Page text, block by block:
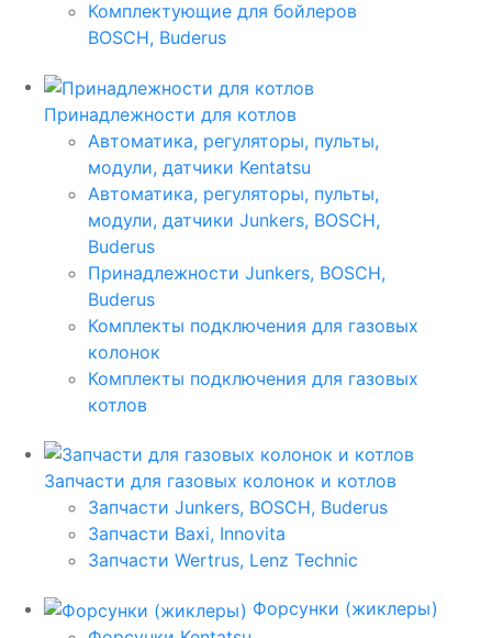
Комплектующие для бойлеров
BOSCH, Buderus
Принадлежности для котлов
Автоматика, регуляторы, пульты,
модули, датчики Kentatsu
Автоматика, регуляторы, пульты,
модули, датчики Junkers, BOSCH,
Buderus
Принадлежности Junkers, BOSCH,
Buderus
Комплекты подключения для газовых
колонок
Комплекты подключения для газовых
котлов
Запчасти для газовых колонок и котлов
Запчасти Junkers, BOSCH, Buderus
Запчасти Baxi, Innovita
Запчасти Wertrus, Lenz Technic
Форсунки (жиклеры)